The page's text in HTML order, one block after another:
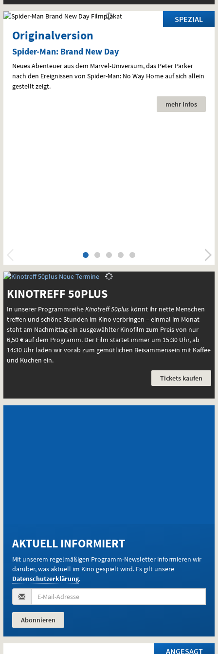
SPEZIAL
Originalversion
Spider-Man: Brand New Day
Neues Abenteuer aus dem Marvel-Universum, das Peter Parker
nach den Ereignissen von Spider-Man: No Way Home auf sich allein
gestellt zeigt.
mehr Infos
KINOTREFF 50PLUS
In unserer ProgrammreiheKinotreff 50plus könnt ihr nette Menschen
treffen und schöne Stunden im Kino verbringen – einmal im Monat
steht am Nachmittag ein ausgewählter Kinofilm zum Preis von nur
6,50 € auf dem Programm. Der Film startet immer um 15:30 Uhr, ab
14:30 Uhr laden wir vorab zum gemütlichen Beisammensein mit Kaffee
und Kuchen ein.
Tickets kaufen
AKTUELL INFORMIERT
Mit unserem regelmäßigen Programm-Newsletter informieren wir
darüber, was aktuell im Kino gespielt wird. Es gilt unsere
Datenschutzerklärung.
Mail-
Adresse
(Pflichtfeld):
ANGESAGT